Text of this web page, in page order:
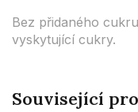
Bez přidaného
vyskytující cukry.
Související